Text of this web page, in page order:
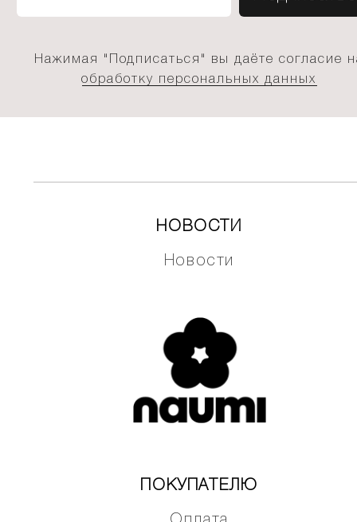
Нажимая "Подписаться" вы даёте согласие
обработку персональных данных
НОВОСТИ
Новости
ПОКУПАТЕЛЮ